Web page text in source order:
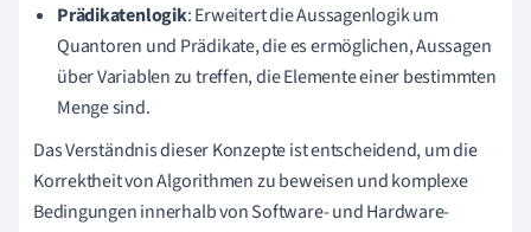
Prädikatenlogik: Erweitert die Aussagenlogik um
Quantoren und Prädikate, die es ermöglichen, Aussagen
über Variablen zu treffen, die Elemente einer bestimmten
Menge sind.
Das Verständnis dieser Konzepte ist entscheidend, um die
Korrektheit von Algorithmen zu beweisen und komplexe
Bedingungen innerhalb von Software- und Hardware-